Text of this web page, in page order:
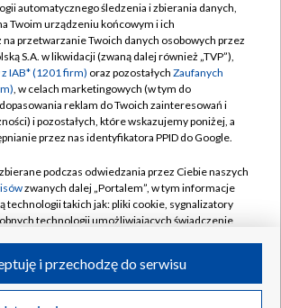
TVP
TVP
Cyfrowa
Regulamin TVP
Polityka prywatności
Moje zgody
Pomoc
Kontakt
Kanały
Polska S.A. w likwidacji
automatycznego śledzenia i zbierania danych,
Twoim urządzeniu końcowym i ich
przetwarzanie Twoich danych osobowych przez
S.A. w likwidacji (zwaną dalej również „TVP”),
IAB* (1201 firm) oraz pozostałych Zaufanych
, w celach marketingowych (w tym do
reklam do Twoich zainteresowań i
i pozostałych, które wskazujemy poniżej, a
przez nas identyfikatora PPID do Google.
podczas odwiedzania przez Ciebie naszych
zwanych dalej „Portalem”, w tym informacje
technologii takich jak: pliki cookie, sygnalizatory
technologii umożliwiających świadczenie
podczas odwiedzania przez Ciebie
i przechodzę do serwisu